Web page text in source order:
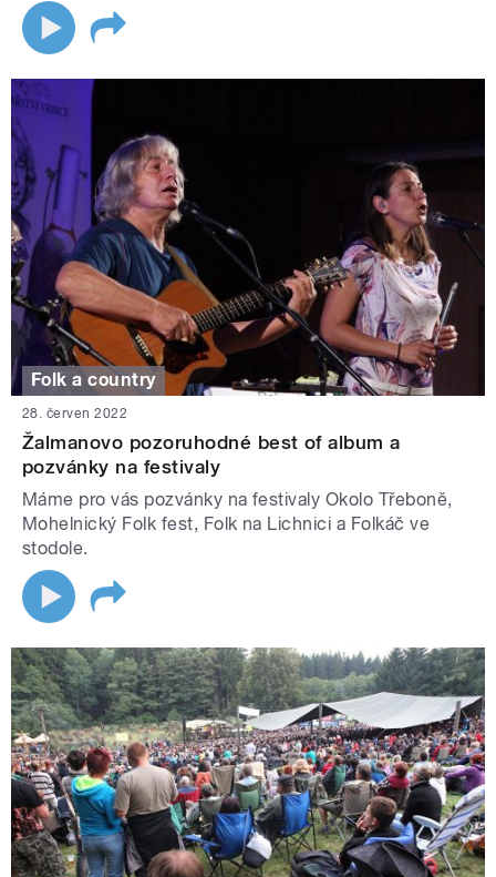
Folk a country
28. červen 2022
Žalmanovo pozoruhodné best of album a
pozvánky na festivaly
Máme pro vás pozvánky na festivaly Okolo Třeboně,
Mohelnický Folk fest, Folk na Lichnici a Folkáč ve
stodole.